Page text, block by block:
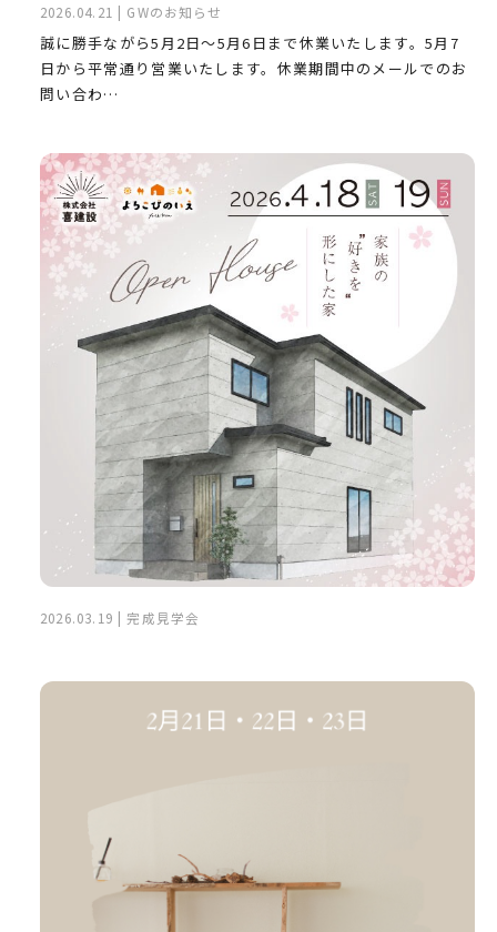
2026.04.21 | GWのお知らせ
誠に勝手ながら5月2日〜5月6日まで休業いたします。5月7
日から平常通り営業いたします。休業期間中のメールでのお
問い合わ…
2026.03.19 | 完成見学会